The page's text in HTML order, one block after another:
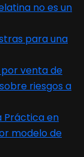
no es un
para una
por venta de
riesgos a
Práctica en
modelo de